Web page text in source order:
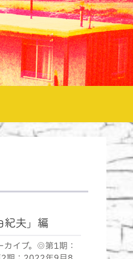
紀夫」編
カイブ。◎第1期：